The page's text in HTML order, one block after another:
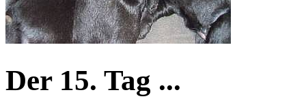
Der 15. Tag ...